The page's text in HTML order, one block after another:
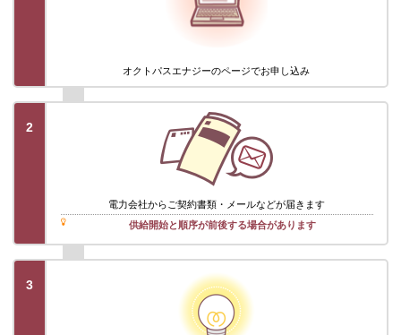
オクトパスエナジーのページでお申し込み
2
電力会社から ご契約書類・メールなどが届きます
供給開始と順序が前後する場合があります
3